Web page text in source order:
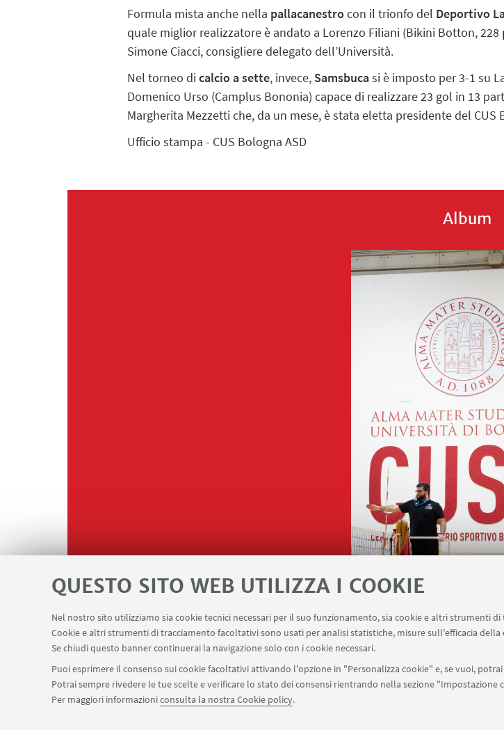
QUESTO SITO WEB UTILIZZA I COOKIE
Nel nostro sito utilizziamo sia cookie tecnici necessari per il suo funzionamento, sia cookie e altri strumenti
Cookie e altri strumenti di tracciamento facoltativi sono usati per analisi statistiche, misure sull'efficacia
Se chiudi questo banner continuerai la navigazione solo con i cookie necessari.
Puoi esprimere il consenso sui cookie facoltativi attivando l'opzione in "Personalizza cookie" e, se vuoi,
Potrai sempre rivedere le tue scelte e verificare lo stato dei consensi rientrando nella sezione "Impostazione
Per maggiori informazioniconsulta la nostra Cookie policy.
Formula mista anche nella pallacanestrocon il trionfo del Deportivo
quale miglior realizzatore è andato a Lorenzo Filiani (Bikini Botton,
Simone Ciacci, consigliere delegato dell’Università.
Nel torneo dicalcio a sette, invece, Samsbucasi è imposto per 3-1 su
Domenico Urso (Camplus Bononia) capace di realizzare 23 gol in 13
Margherita Mezzetti che, da un mese, è stata eletta presidente del
Ufficio stampa - CUS Bologna ASD
Album